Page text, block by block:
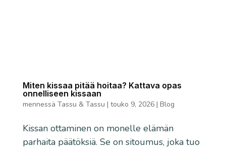
Miten kissaa pitää hoitaa? Kattava opas
onnelliseen kissaan
mennessä Tassu & Tassu | touko 9, 2026| Blog
Kissan ottaminen on monelle elämän
parhaita päätöksiä. Se on sitoumus, joka tuo